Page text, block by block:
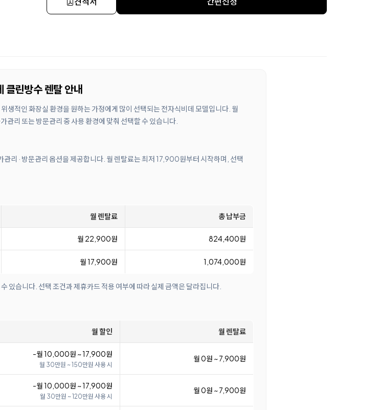
린방수 렌탈 안내
적인 화장실 환경을 원하는 가정에게 많이 선택되는 전자식비데 모델입니다. 월
관리 또는 방문관리 중 사용 환경에 맞춰 선택할 수 있습니다.
리 · 방문관리 옵션을 제공합니다. 월 렌탈료는 최저 17,900원부터 시작하며, 선택
월 렌탈료 총 납부금
월 22,900원 824,400원
월 17,900원 1,074,000원
있습니다. 선택 조건과 제휴카드 적용 여부에 따라 실제 금액은 달라집니다.
월 할인 월 렌탈료
-월 10,000원 ~ 17,900원
월 30만원 ~ 150만원 사용 시
월 0원 ~ 7,900원
-월 10,000원 ~ 17,900원
월 30만원 ~ 120만원 사용 시
월 0원 ~ 7,900원